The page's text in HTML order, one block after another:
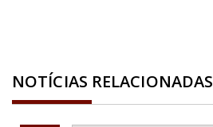
NOTÍCIAS RELACIONADAS